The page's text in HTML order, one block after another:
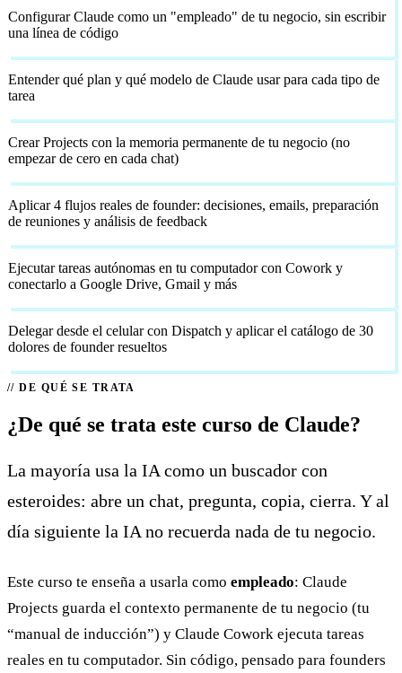
Configurar Claude como un "empleado" de tu negocio, sin escribir
una línea de código
Entender qué plan y qué modelo de Claude usar para cada tipo de
tarea
Crear Projects con la memoria permanente de tu negocio (no
empezar de cero en cada chat)
Aplicar 4 flujos reales de founder: decisiones, emails, preparación
de reuniones y análisis de feedback
Ejecutar tareas autónomas en tu computador con Cowork y
conectarlo a Google Drive, Gmail y más
Delegar desde el celular con Dispatch y aplicar el catálogo de 30
dolores de founder resueltos
DE QUÉ SE TRATA
¿De qué se trata este curso de Claude?
La mayoría usa la IA como un buscador con
esteroides: abre un chat, pregunta, copia, cierra. Y al
día siguiente la IA no recuerda nada de tu negocio.
Este curso te enseña a usarla como empleado: Claude
Projects guarda el contexto permanente de tu negocio (tu
“manual de inducción”) y Claude Cowork ejecuta tareas
reales en tu computador. Sin código, pensado para founders